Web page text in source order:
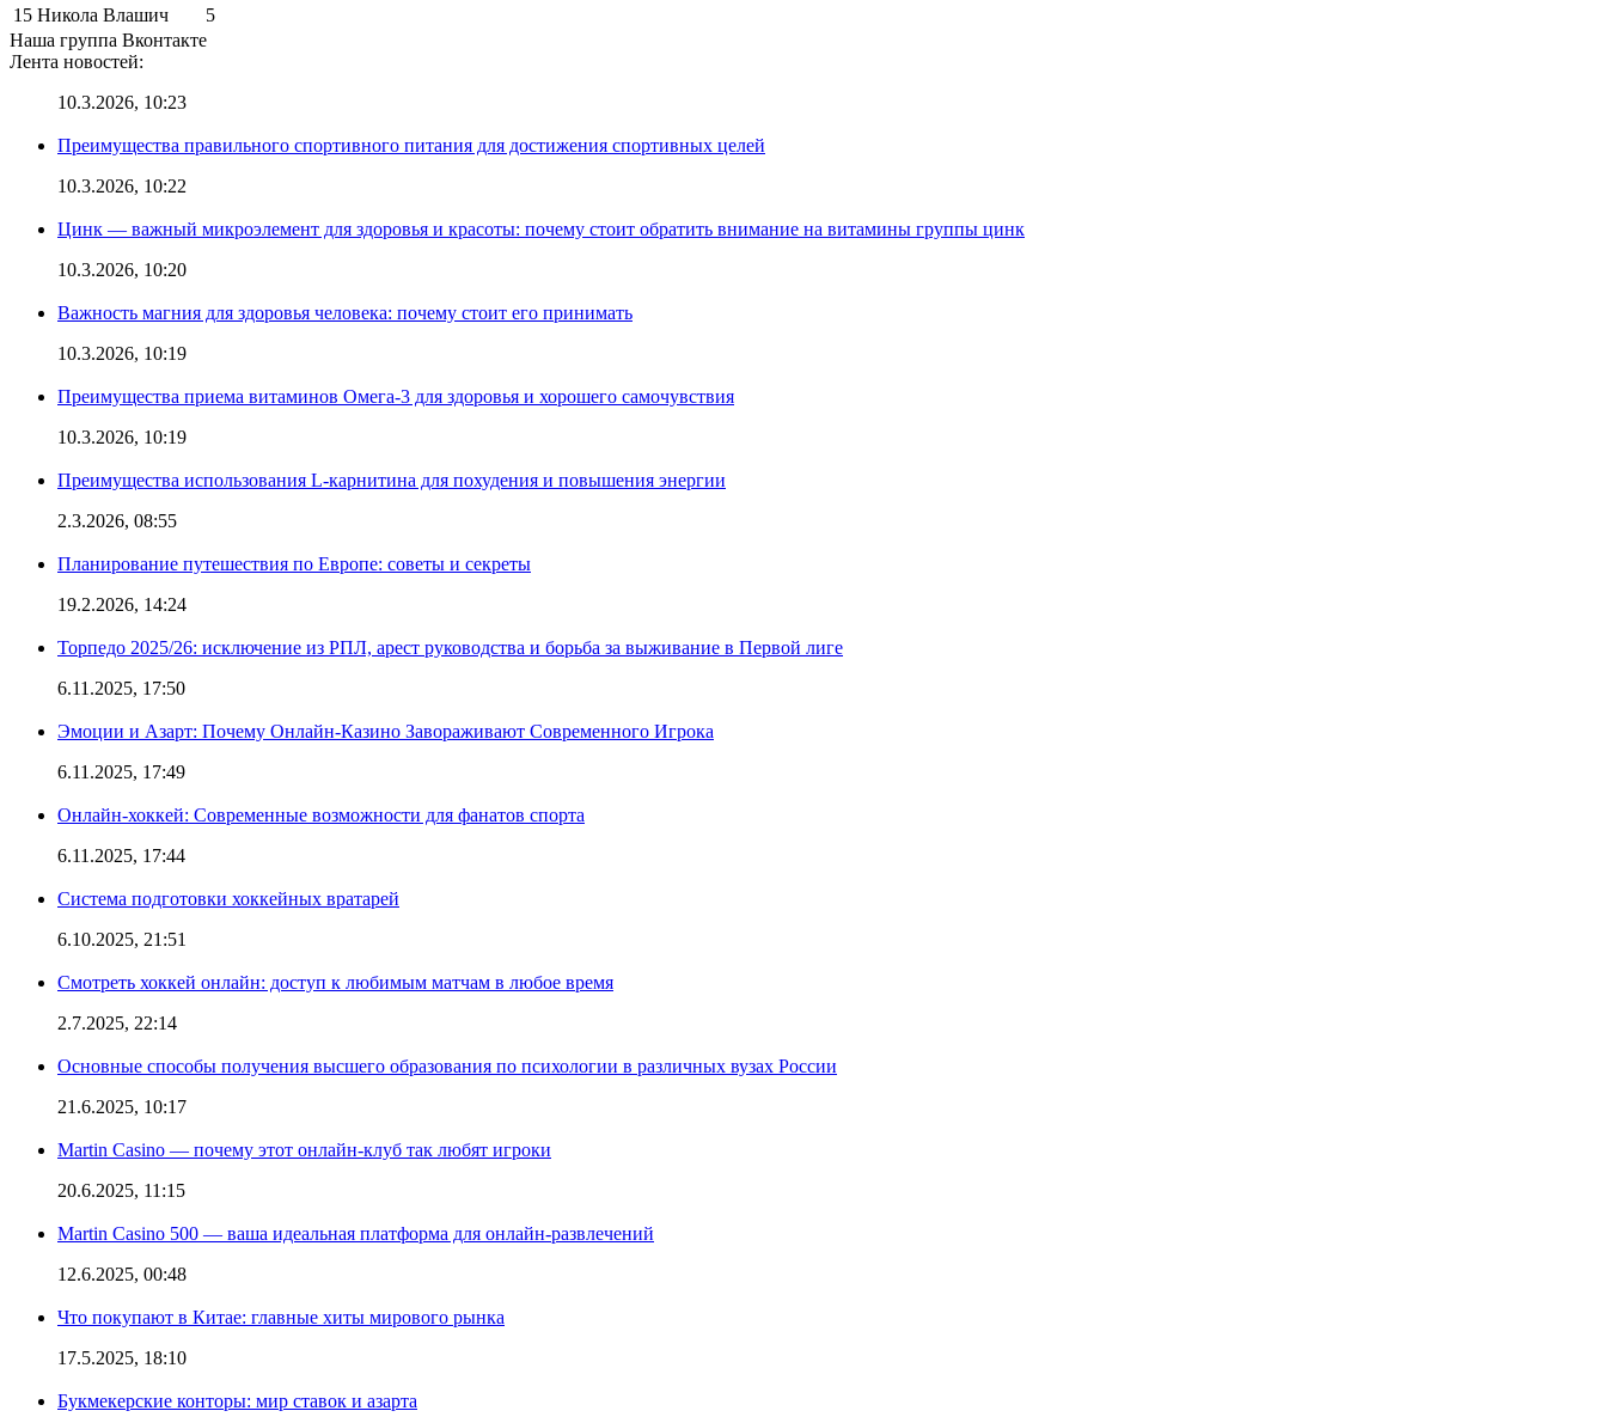
15 Никола Влашич
5
Наша группа Вконтакте
Лента новостей:
10.3.2026, 10:23
Преимущества правильного спортивного питания для достижения спортивных целей
10.3.2026, 10:22
Цинк — важный микроэлемент для здоровья и красоты: почему стоит обратить внимание на витамины группы цинк
10.3.2026, 10:20
Важность магния для здоровья человека: почему стоит его принимать
10.3.2026, 10:19
Преимущества приема витаминов Омега-3 для здоровья и хорошего самочувствия
10.3.2026, 10:19
Преимущества использования L-карнитина для похудения и повышения энергии
2.3.2026, 08:55
Планирование путешествия по Европе: советы и секреты
19.2.2026, 14:24
Торпедо 2025/26: исключение из РПЛ, арест руководства и борьба за выживание в Первой лиге
6.11.2025, 17:50
Эмоции и Азарт: Почему Онлайн-Казино Завораживают Современного Игрока
6.11.2025, 17:49
Онлайн-хоккей: Современные возможности для фанатов спорта
6.11.2025, 17:44
Система подготовки хоккейных вратарей
6.10.2025, 21:51
Смотреть хоккей онлайн: доступ к любимым матчам в любое время
2.7.2025, 22:14
Основные способы получения высшего образования по психологии в различных вузах России
21.6.2025, 10:17
Martin Casino — почему этот онлайн-клуб так любят игроки
20.6.2025, 11:15
Martin Casino 500 — ваша идеальная платформа для онлайн-развлечений
12.6.2025, 00:48
Что покупают в Китае: главные хиты мирового рынка
17.5.2025, 18:10
Букмекерские конторы: мир ставок и азарта